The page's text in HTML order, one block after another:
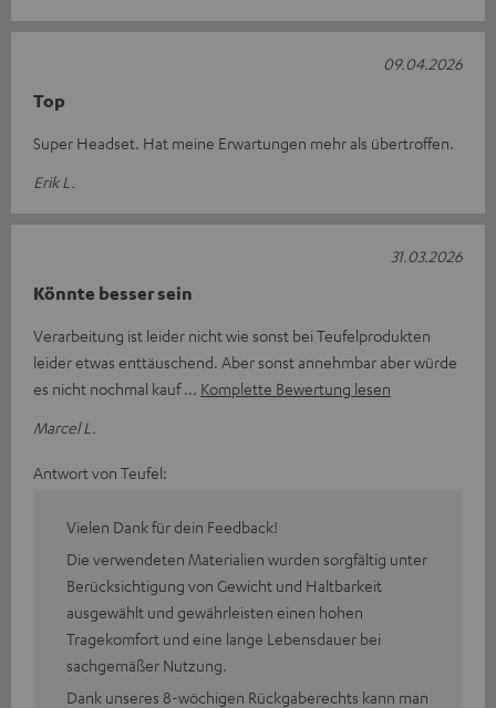
Top
Super Headset. Hat meine Erwartungen mehr als übertroffen.
Erik L.
09.04.2026
Könnte besser sein
Verarbeitung ist leider nicht wie sonst bei Teufelprodukten
leider etwas enttäuschend. Aber sonst annehmbar aber würde
es nicht nochmal kauf
Komplette Bewertung lesen
Marcel L.
31.03.2026
Antwort von Teufel:
Vielen Dank für dein Feedback!
Die verwendeten Materialien wurden sorgfältig unter
Berücksichtigung von Gewicht und Haltbarkeit
ausgewählt und gewährleisten einen hohen
Tragekomfort und eine lange Lebensdauer bei
sachgemäßer Nutzung.
Dank unseres 8-wöchigen Rückgaberechts kann man